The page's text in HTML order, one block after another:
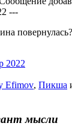
---
повернулась?
2022
Efimov, Пикша
мысли